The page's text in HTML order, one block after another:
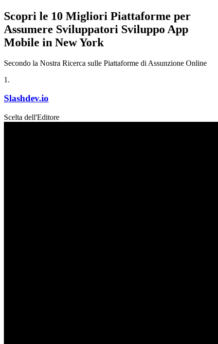
Scopri le 10 Migliori Piattaforme per
Assumere Sviluppatori Sviluppo App
Mobile in New York
Secondo la Nostra Ricerca sulle Piattaforme di Assunzione Online
1 .
Slashdev.io
Scelta dell'Editore